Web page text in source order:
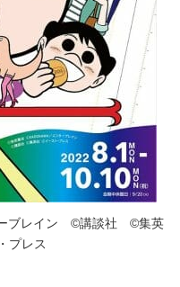
ブレイン ©講談社 ©集英
プレス